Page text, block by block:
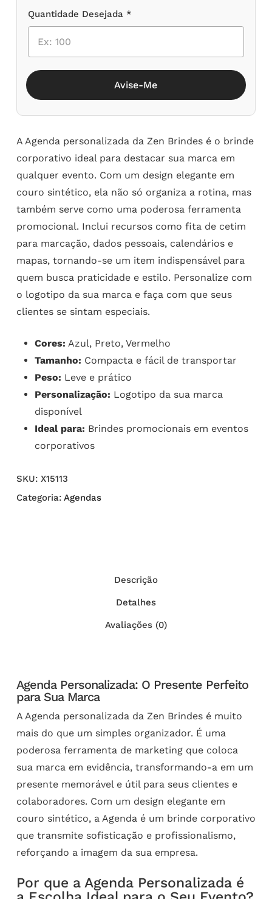
Quantidade Desejada *
Avise-Me
A Agenda personalizada da Zen Brindes é o brinde
corporativo ideal para destacar sua marca em
qualquer evento. Com um design elegante em
couro sintético, ela não só organiza a rotina, mas
também serve como uma poderosa ferramenta
promocional. Inclui recursos como fita de cetim
para marcação, dados pessoais, calendários e
mapas, tornando-se um item indispensável para
quem busca praticidade e estilo. Personalize com
o logotipo da sua marca e faça com que seus
clientes se sintam especiais.
Cores: Azul, Preto, Vermelho
Tamanho: Compacta e fácil de transportar
Peso: Leve e prático
Personalização: Logotipo da sua marca
disponível
Ideal para: Brindes promocionais em eventos
corporativos
SKU: X15113
Categoria: Agendas
Descrição
Detalhes
Avaliações (0)
Agenda Personalizada: O Presente Perfeito
para Sua Marca
A Agenda personalizada da Zen Brindes é muito
mais do que um simples organizador. É uma
poderosa ferramenta de marketing que coloca
sua marca em evidência, transformando-a em um
presente memorável e útil para seus clientes e
colaboradores. Com um design elegante em
couro sintético, a Agenda é um brinde corporativo
que transmite sofisticação e profissionalismo,
reforçando a imagem da sua empresa.
Por que a Agenda Personalizada é